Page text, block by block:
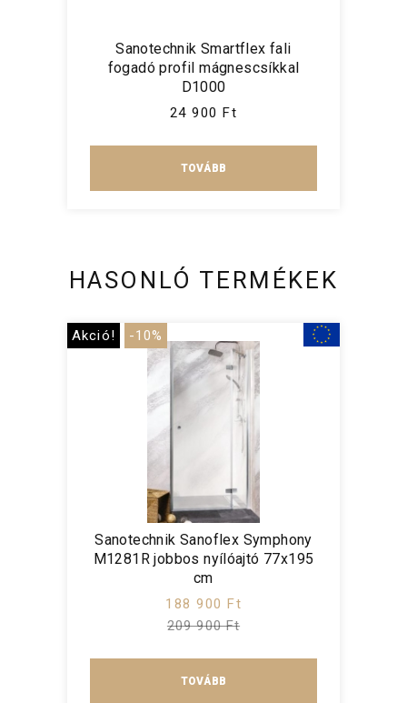
Sanotechnik Smartflex fali
fogadó profil mágnescsíkkal
D1000
24 900 Ft
TOVÁBB
HASONLÓ TERMÉKEK
Akció! -10%
Sanotechnik Sanoflex Symphony
M1281R jobbos nyílóajtó 77x195
cm
188 900 Ft
209 900 Ft
TOVÁBB